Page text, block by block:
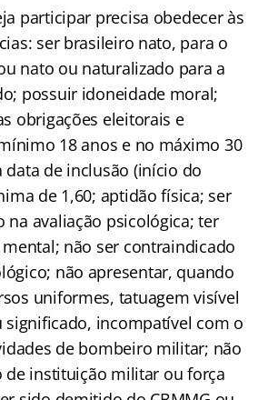
participar precisa obedecer às
ser brasileiro nato, para o
nato ou naturalizado para a
possuir idoneidade moral;
obrigações eleitorais e
18 anos e no máximo 30
data de inclusão (início do
de 1,60; aptidão física; ser
na avaliação psicológica; ter
não ser contraindicado
não apresentar, quando
uniformes, tatuagem visível
significado, incompatível com o
de bombeiro militar; não
instituição militar ou força